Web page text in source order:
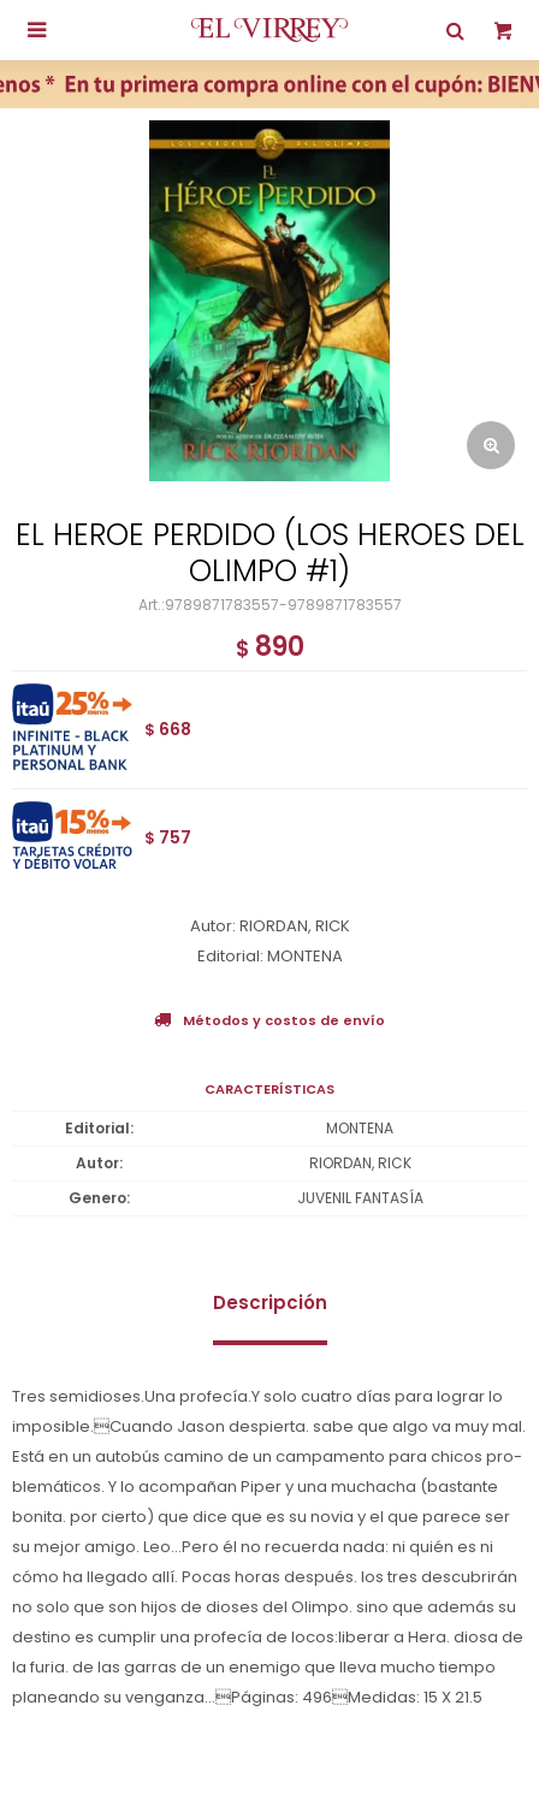

EL HEROE PERDIDO (LOS HEROES DEL
OLIMPO #1)
9789871783557-9789871783557
$ 890
$ 668
$ 757
Autor: RIORDAN, RICK
Editorial: MONTENA
Métodos y costos de envío
CARACTERÍSTICAS
Editorial
MONTENA
Autor
RIORDAN, RICK
Genero
JUVENIL FANTASÍA
Descripción
Tres semidioses.Una profecía.Y solo cuatro días para lograr lo
imposible.Cuando Jason despierta. sabe que algo va muy mal.
Está en un autobús camino de un campamento para chicos pro-
blemáticos. Y lo acompañan Piper y una muchacha (bastante
bonita. por cierto) que dice que es su novia y el que parece ser
su mejor amigo. Leo...Pero él no recuerda nada: ni quién es ni
cómo ha llegado allí. Pocas horas después. los tres descubrirán
no solo que son hijos de dioses del Olimpo. sino que además su
destino es cumplir una profecía de locos:liberar a Hera. diosa de
la furia. de las garras de un enemigo que lleva mucho tiempo
planeando su venganza...Páginas: 496Medidas: 15 X 21.5